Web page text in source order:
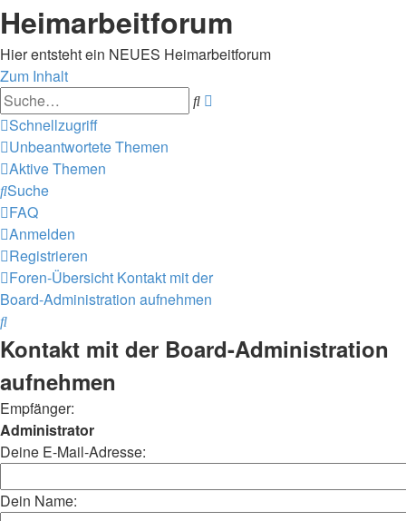
Heimarbeitforum
Hier entsteht ein NEUES Heimarbeitforum
Zum Inhalt
Suche
Schnellzugriff
Unbeantwortete Themen
Aktive Themen
Suche
FAQ
Anmelden
Registrieren
Foren-Übersicht Kontakt mit der
Board-Administration aufnehmen
Suche
Kontakt mit der Board-Administration
aufnehmen
Empfänger:
Administrator
Deine E-Mail-Adresse:
Dein Name: